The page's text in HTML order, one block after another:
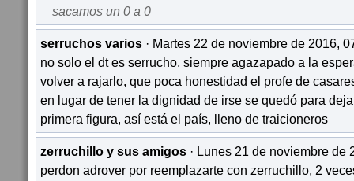
sacamos un 0 a 0
serruchos varios · Martes 22 de noviembre de 2016,
no solo el dt es serrucho, siempre agazapado a la
volver a rajarlo, que poca honestidad el profe de
en lugar de tener la dignidad de irse se quedó para
primera figura, así está el país, lleno de traicioneros
zerruchillo y sus amigos · Lunes 21 de noviembre de
perdon adrover por reemplazarte con zerruchillo, 2